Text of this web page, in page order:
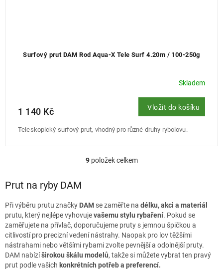
Surfový prut DAM Rod Aqua-X Tele Surf 4.20m / 100-250g
Skladem
1 140 Kč Vložit do košíku
Teleskopický surfový prut, vhodný pro různé druhy rybolovu.
O
d
a
c
í
p
r
v
k
9položek celkem
Prut na ryby DAM
Při výběru prutu značky DAM se zaměřte na délku, akci a materiál
prutu, který nejlépe vyhovujevašemu stylu rybaření. Pokud se
zaměřujete na přívlač, doporučujeme pruty s jemnou špičkou a
citlivostí pro precizní vedení nástrahy. Naopak pro lov těžšími
nástrahami nebo většími rybami zvolte pevnější a odolnější pruty.
DAM nabízíširokou škálu modelů, takže si můžete vybrat ten pravý
prut podle vašich konkrétních potřeb a preferencí.